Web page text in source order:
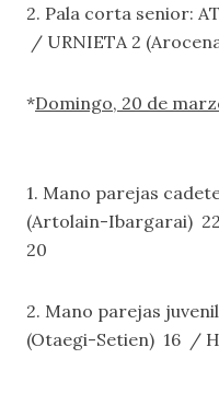
2. Pala corta senior:
/ URNIETA 2
*Domingo, 20 de
1. Mano parejas
(Artolain-Ibargarai)
20
2. Mano parejas
(Otaegi-Setien) 16 /